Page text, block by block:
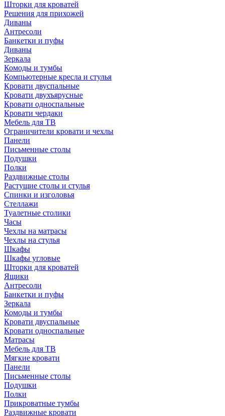
Шторки для кроватей
Решения для прихожей
Диваны
Антресоли
Банкетки и пуфы
Диваны
Зеркала
Комоды и тумбы
Компьютерные кресла и стулья
Кровати двуспальные
Кровати двухъярусные
Кровати односпальные
Кровати чердаки
Мебель для ТВ
Ограничители кровати и чехлы
Панели
Письменные столы
Подушки
Полки
Раздвижные столы
Растущие столы и стулья
Спинки и изголовья
Стеллажи
Туалетные столики
Часы
Чехлы на матрасы
Чехлы на стулья
Шкафы
Шкафы угловые
Шторки для кроватей
Ящики
Антресоли
Банкетки и пуфы
Зеркала
Комоды и тумбы
Кровати двуспальные
Кровати односпальные
Матрасы
Мебель для ТВ
Мягкие кровати
Панели
Письменные столы
Подушки
Полки
Прикроватные тумбы
Раздвижные кровати